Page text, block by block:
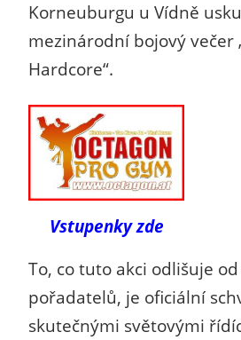
Korneuburgu u Vídně
mezinárodní bojový večer
Hardcore“.
Vstupenky zde
To, co tuto akci odlišuje
pořadatelů, je oficiální
skutečnými světovými